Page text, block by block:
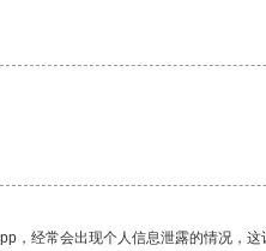
经常会出现个人信息泄露的情况，这